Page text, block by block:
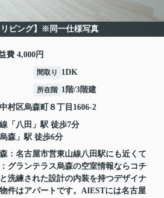
リビング】※同一仕様写真
費 4,000円
間取り 1DK
所在階 1階/3階建
村区烏森町 ８丁目1606-2
「 八田 」駅 徒歩7分
烏森 」駅 徒歩6分
：名古屋市営東山線八田駅にも近くて
グランテラス烏森の空室情報ならコチ
洗練された設計の内装を持つデザイナ
件はアパートです。AIESTには名古屋